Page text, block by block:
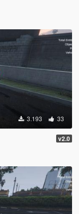
3.193 33
v2.0